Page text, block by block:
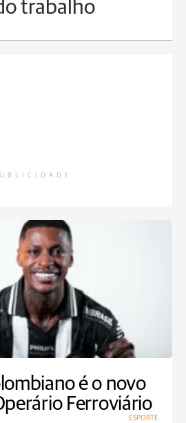
trabalho
é o novo
Ferroviário
ESPORTE